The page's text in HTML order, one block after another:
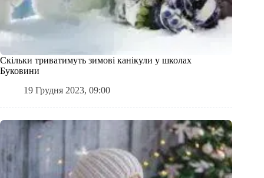
Скільки триватимуть зимові канікули у школах
Буковини
19 Грудня 2023, 09:00